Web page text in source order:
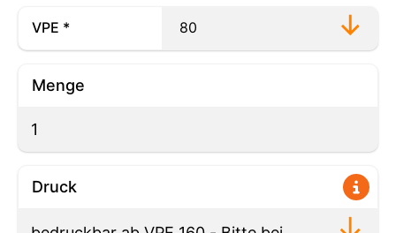
VPE *
Menge
Druck